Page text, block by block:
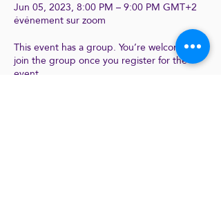
Jun 05, 2023, 8:00 PM – 9:00 PM GMT+2
événement sur zoom
This event has a group. You’re welcome to
join the group once you register for the
event.